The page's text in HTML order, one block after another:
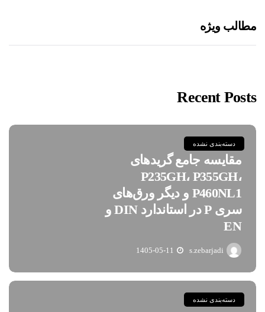
مطالب ویژه
Recent Posts
دسته‌بندی نشده
مقایسه جامع گریدهای
P235GH، P355GH،
P460NL1 و دیگر ورق‌های
سری P در استاندارد DIN و
EN
s.zebarjadi
1405-05-11
دسته‌بندی نشده